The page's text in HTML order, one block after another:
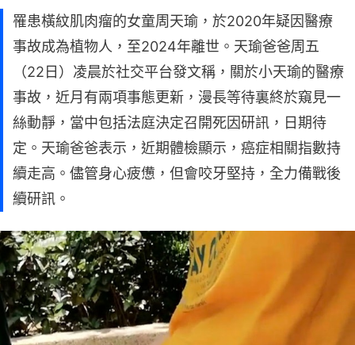
罹患橫紋肌肉瘤的女童周天瑜，於2020年疑因醫療
事故成為植物人，至2024年離世。天瑜爸爸周五
（22日）凌晨於社交平台發文稱，關於小天瑜的醫療
事故，近月有兩項事態更新，漫長等待裏終於窺見一
絲動靜，當中包括法庭決定召開死因研訊，日期待
定。天瑜爸爸表示，近期體檢顯示，癌症相關指數持
續走高。儘管身心疲憊，但會咬牙堅持，全力備戰後
續研訊。